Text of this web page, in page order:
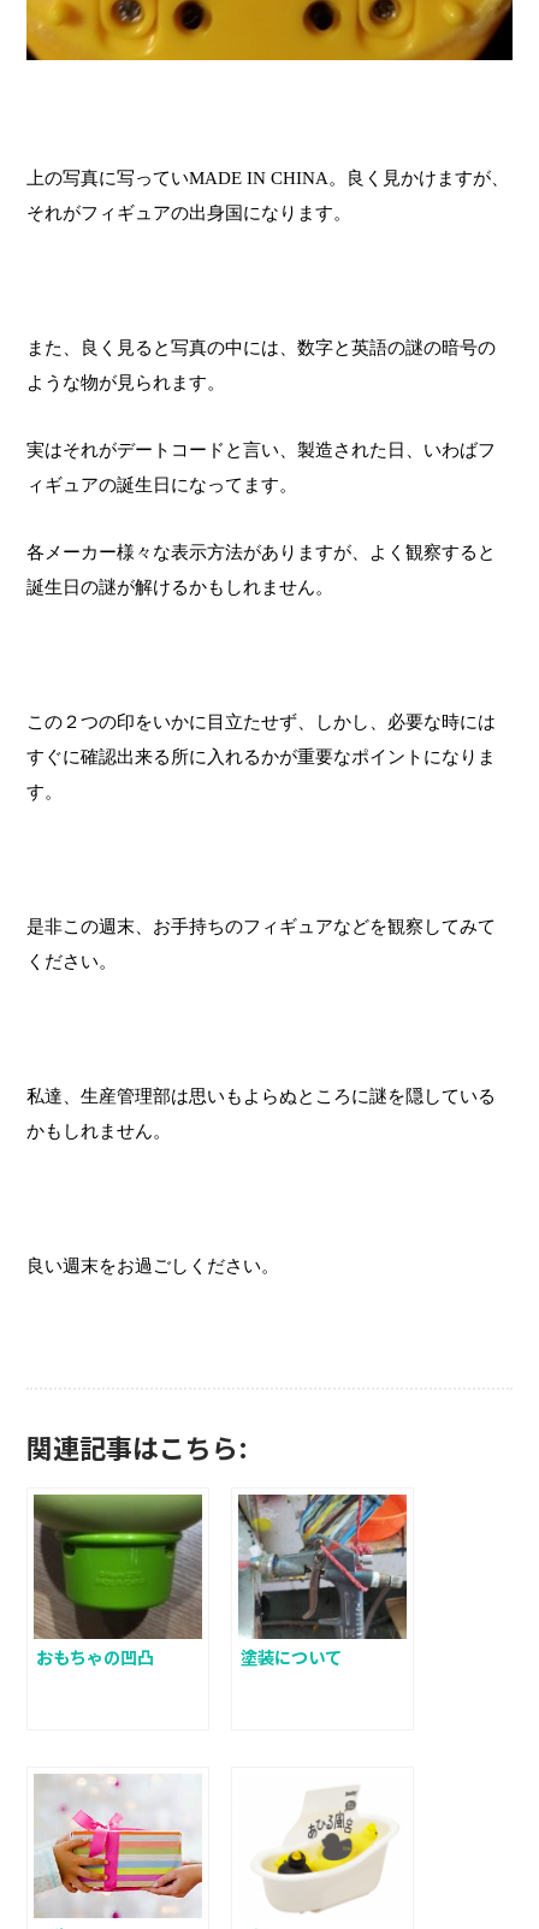
上の写真に写っていMADE IN CHINA。
良く見かけますが、
それがフィギュアの出身国になります。
また、良く見ると写真の中には、数字と英語の謎の暗号の
ような物が見られます。
実はそれがデートコードと言い、製造された日、いわばフ
ィギュアの誕生日になってます。
各メーカー様々な表示方法がありますが、よく観察すると
誕生日の謎が解けるかもしれません。
この２つの印をいかに目立たせず、しかし、必要な時には
すぐに確認出来る所に入れるかが重要なポイントになりま
す。
是非この週末、お手持ちのフィギュアなどを観察してみて
ください。
私達、生産管理部は思いもよらぬところに謎を隠している
かもしれません。
良い週末をお過ごしください。
関連記事はこちら:
おもちゃの凹凸 塗装について